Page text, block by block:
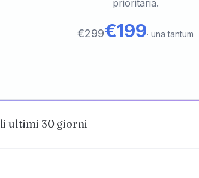
prioritaria.
€299€199· una tantum
ultimi 30 giorni